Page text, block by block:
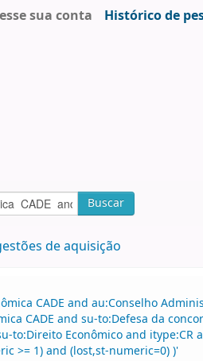
sua conta Histórico de
Buscar
de aquisição
CADE and au:Conselho
CADE and su-to:Defesa da
to:Direito Econômico and itype:CR
>= 1) and (lost,st-numeric=0) )'